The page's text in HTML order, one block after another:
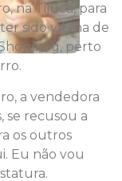
na Tijuca, para
sido vítima de
perto
a vendedora
se recusou a
os outros
Eu não vou